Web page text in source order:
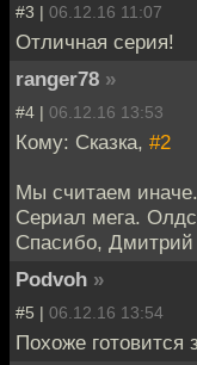
#3 | 06.12.16 11:07
Отличная серия!
ranger78 »
#4 | 06.12.16 13:53
Кому: Сказка, #2
Мы считаем иначе.
Сериал мега.
Спасибо, Дмитрий
Podvoh »
#5 | 06.12.16 13:54
Похоже готовится